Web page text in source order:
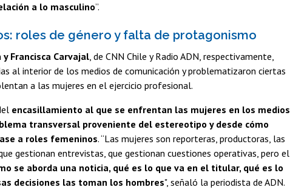
a lo masculino”.
roles de género y falta de protagonismo
y Francisca Carvajal, de CNN Chile y Radio ADN, respectivamente,
al interior de los medios de comunicación y problematizaron ciertas
a las mujeres en el ejercicio profesional.
encasillamiento al que se enfrentan las mujeres en los medios
transversal proveniente del estereotipo y desde cómo
a roles femeninos. “Las mujeres son reporteras, productoras, las
gestionan entrevistas, que gestionan cuestiones operativas, pero el
se aborda una noticia, qué es lo que va en el titular, qué es lo
decisiones las toman los hombres", señaló la periodista de ADN.